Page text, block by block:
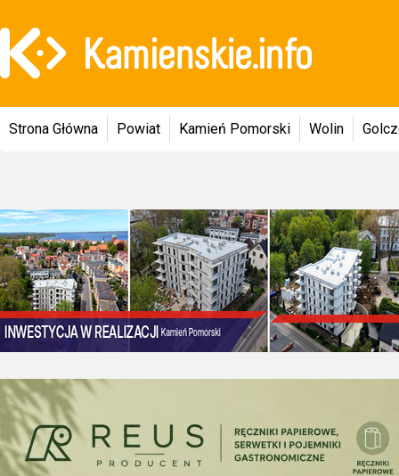
Strona Główna Powiat Kamień Pomorski Wolin